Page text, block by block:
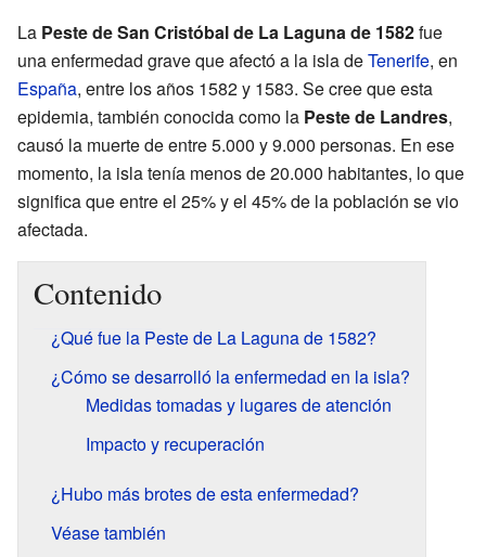
La Peste de San Cristóbal de La Laguna de 1582fue
una enfermedad grave que afectó a la isla deTenerife, en
España, entre los años 1582 y 1583. Se cree que esta
epidemia, también conocida como la Peste de Landres,
causó la muerte de entre 5.000 y 9.000 personas. En ese
momento, la isla tenía menos de 20.000 habitantes, lo que
significa que entre el 25% y el 45% de la población se vio
afectada.
Contenido
¿Qué fue la Peste de La Laguna de 1582?
¿Cómo se desarrolló la enfermedad en la isla?
Medidas tomadas y lugares de atención
Impacto y recuperación
¿Hubo más brotes de esta enfermedad?
Véase también